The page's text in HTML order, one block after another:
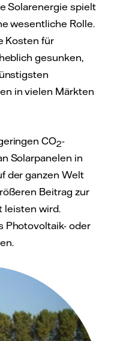
Solarenergie spielt
wesentliche Rolle.
Kosten für
gesunken,
in vielen Märkten
CO2-
Solarpanelen in
der ganzen Welt
Beitrag zur
leisten wird.
Photovoltaik- oder